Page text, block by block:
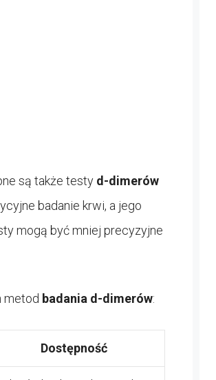
są także testy d-dimerów
badanie krwi, a jego
mogą być mniej precyzyjne
metod badania d-dimerów:
Dostępność